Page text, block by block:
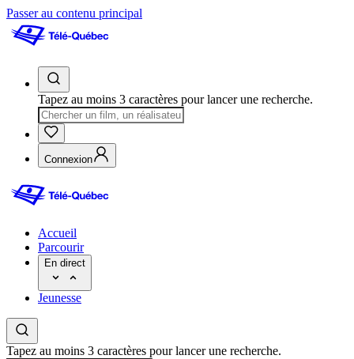
Passer au contenu principal
Tapez au moins 3 caractères pour lancer une recherche.
Connexion
Accueil
Parcourir
En direct
Jeunesse
Tapez au moins 3 caractères pour lancer une recherche.